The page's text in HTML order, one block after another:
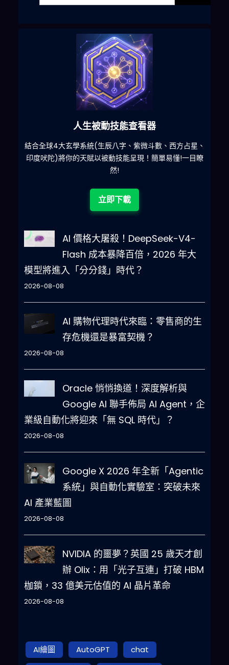
人生被動技能查看器
結合全球4大玄學系統(生辰八字、紫微斗數、西方占星、
印度吠陀)將你的天賦以被動技能呈現！簡單易懂!一目瞭
然!
立即下載
AI 價格大屠殺！DeepSeek-V4-
Flash 成本暴降百倍，2026 年大
模型將進入「分分錢」時代？
2026-08-08
AI 購物代理時代來臨：零售商的生
存危機還是暴富契機？
2026-08-08
Oracle 悄悄換道！深度解析與
Google AI 聯手佈局 AI Agent，企
業級自動化將迎來「無 SQL 時代」？
2026-08-08
Google X 2026 年全新「Agentic
系統」與自動化實驗室：突破未來
AI 產業藍圖
2026-08-08
NVIDIA 的噩夢？英國 25 歲天才創
辦 Olix：用「光子互連」打破 HBM
枷鎖，33 億美元估值的 AI 晶片革命
2026-08-08
AI繪圖 AutoGPT
chat